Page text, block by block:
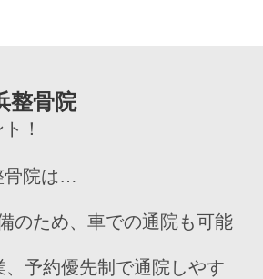
整骨院
！
骨院は…
のため、車での通院も可能
、予約優先制で通院しやす